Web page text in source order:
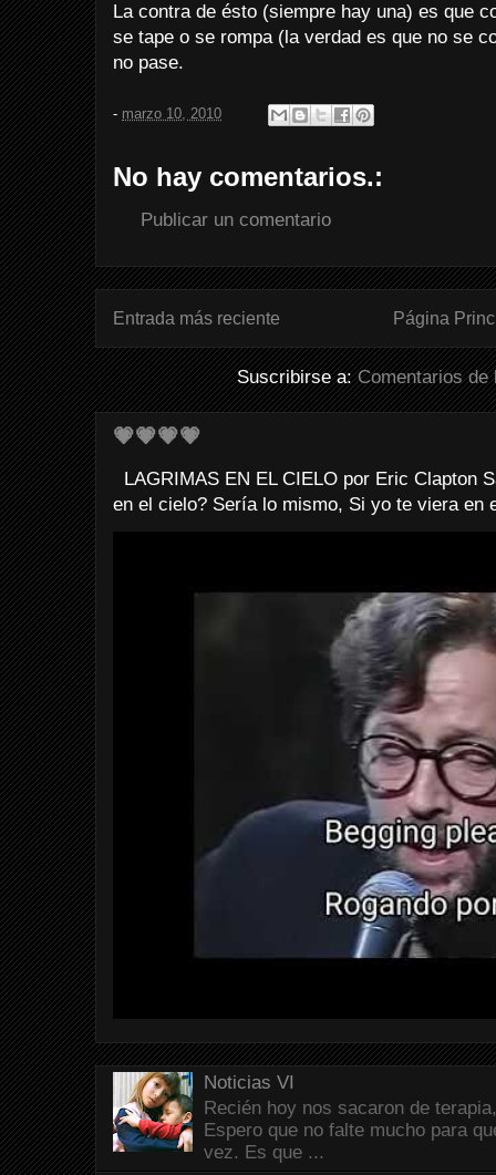
La contra de ésto (siempre hay una) es que
se tape o se rompa (la verdad es que no se
no pase.
- marzo 10, 2010
No hay comentarios.:
Publicar un comentario
Entrada más reciente Página
Suscribirse a:Comentarios de
💗💗💗💗
LAGRIMAS EN EL CIELO por Eric Clapton
en el cielo? Sería lo mismo, Si yo te viera en
Noticias VI
Recién hoy nos sacaron de
Espero que no falte mucho para
vez. Es que ...